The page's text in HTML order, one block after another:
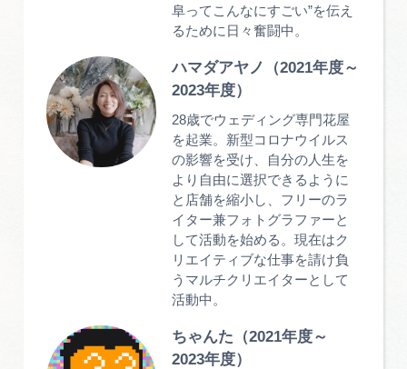
阜ってこんなにすごい”を伝え
るために日々奮闘中。
ハマダアヤノ（2021年度～
2023年度）
28歳でウェディング専門花屋
を起業。新型コロナウイルス
の影響を受け、自分の人生を
より自由に選択できるように
と店舗を縮小し、フリーのラ
イター兼フォトグラファーと
して活動を始める。現在はク
リエイティブな仕事を請け負
うマルチクリエイターとして
活動中。
ちゃんた（2021年度～
2023年度）